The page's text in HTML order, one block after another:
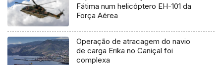
Fátima num helicóptero EH-101 da
Força Aérea
Operação de atracagem do navio
de carga Erika no Caniçal foi
complexa